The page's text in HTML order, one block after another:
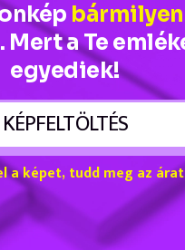
bármilyen
. Mert a Te
egyediek!
KÉPFELTÖLTÉS
a képet, tudd meg az